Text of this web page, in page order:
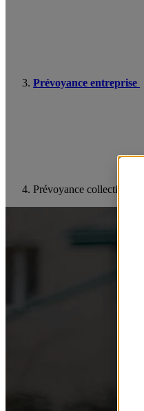
Prévoyance entreprise
Prévoyance collective